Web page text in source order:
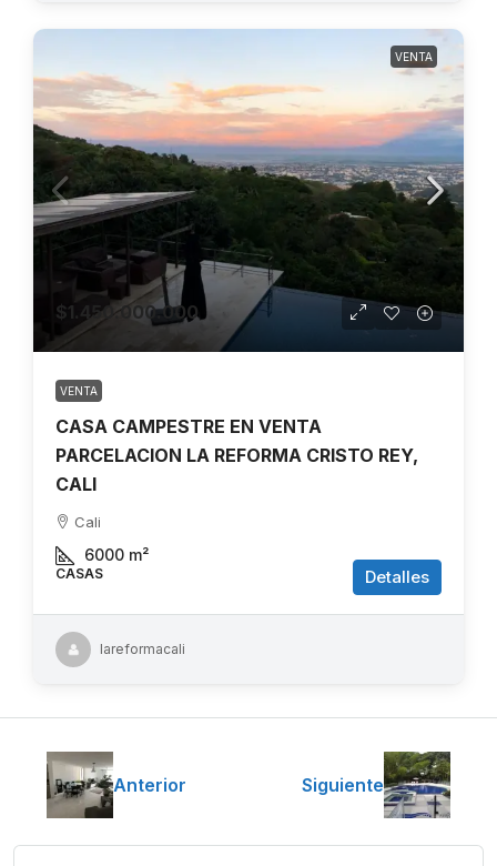
VENTA
$1.450.000.000
VENTA
CASA CAMPESTRE EN VENTA
PARCELACION LA REFORMA CRISTO REY,
CALI
Cali
6000 m²
CASAS Detalles
lareformacali
Anterior Siguiente